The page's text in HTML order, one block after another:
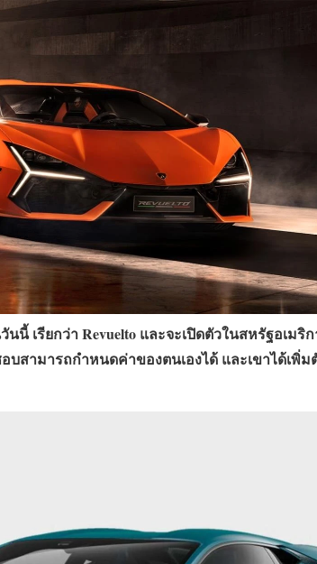
เรียกว่า Revuelto และจะเปิดตัวในสหรัฐอเมริ
สามารถกำหนดค่าของตนเองได้ และเขาได้เพิ่